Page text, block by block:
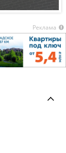
Реклама